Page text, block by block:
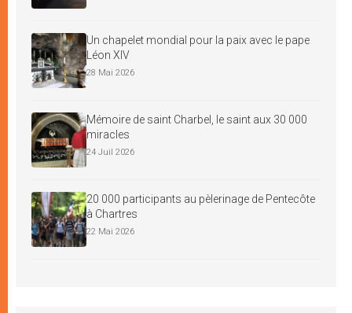
Un chapelet mondial pour la paix avec le pape
Léon XIV
28 Mai 2026
Mémoire de saint Charbel, le saint aux 30 000
miracles
24 Juil 2026
20 000 participants au pèlerinage de Pentecôte
à Chartres
22 Mai 2026